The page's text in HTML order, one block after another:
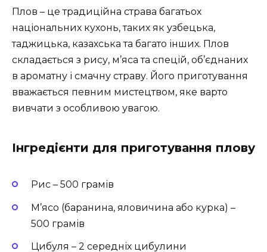
Плов – це традиційна страва багатьох
національних кухонь, таких як узбецька,
таджицька, казахська та багато інших. Плов
складається з рису, м’яса та спецій, об’єднаних
в ароматну і смачну страву. Його приготування
вважається певним мистецтвом, яке варто
вивчати з особливою увагою.
Інгредієнти для приготування плову
Рис – 500 грамів
М’ясо (баранина, яловичина або курка) –
500 грамів
Цибуля – 2 середніх цибулини